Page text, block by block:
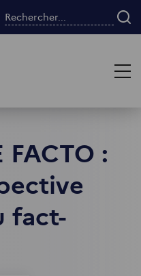
Rechercher...
FACTO :
fact-